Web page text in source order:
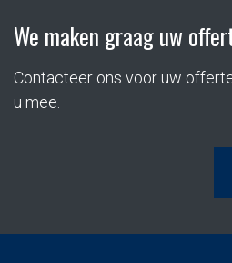
We maken graag uw
Contacteer ons voor uw
u mee.